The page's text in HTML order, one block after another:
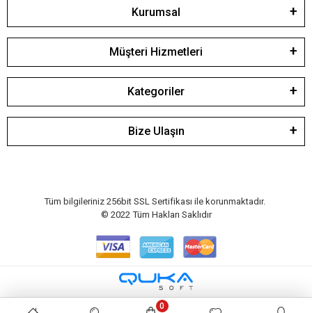
Kurumsal
Müşteri Hizmetleri
Kategoriler
Bize Ulaşın
Tüm bilgileriniz 256bit SSL Sertifikası ile korunmaktadır.
© 2022 Tüm Hakları Saklıdır
0